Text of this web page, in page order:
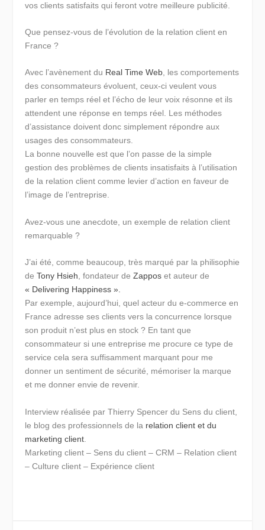
vos clients satisfaits qui feront votre meilleure publicité.
Que pensez-vous de l’évolution de la relation client en
France ?
Avec l’avènement du Real Time Web, les comportements
des consommateurs évoluent, ceux-ci veulent vous
parler en temps réel et l’écho de leur voix résonne et ils
attendent une réponse en temps réel. Les méthodes
d’assistance doivent donc simplement répondre aux
usages des consommateurs.
La bonne nouvelle est que l’on passe de la simple
gestion des problèmes de clients insatisfaits à l’utilisation
de la relation client comme levier d’action en faveur de
l’image de l’entreprise.
Avez-vous une anecdote, un exemple de relation client
remarquable ?
J’ai été, comme beaucoup, très marqué par la philisophie
deTony Hsieh , fondateur deZappos et auteur de
« Delivering Happiness ».
Par exemple, aujourd’hui, quel acteur du e-commerce en
France adresse ses clients vers la concurrence lorsque
son produit n’est plus en stock ? En tant que
consommateur si une entreprise me procure ce type de
service cela sera suffisamment marquant pour me
donner un sentiment de sécurité, mémoriser la marque
et me donner envie de revenir.
Interview réalisée par Thierry Spencer du Sens du client,
le blog des professionnels de la relation client et du
marketing client
Marketing client – Sens du client – CRM – Relation client
– Culture client – Expérience client